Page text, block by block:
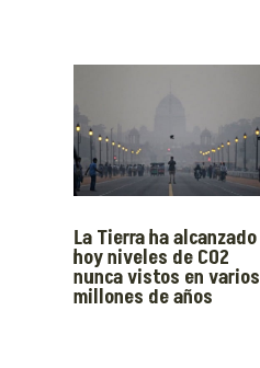
La Tierra ha alcanzado
hoy niveles de CO2
nunca vistos en varios
millones de años